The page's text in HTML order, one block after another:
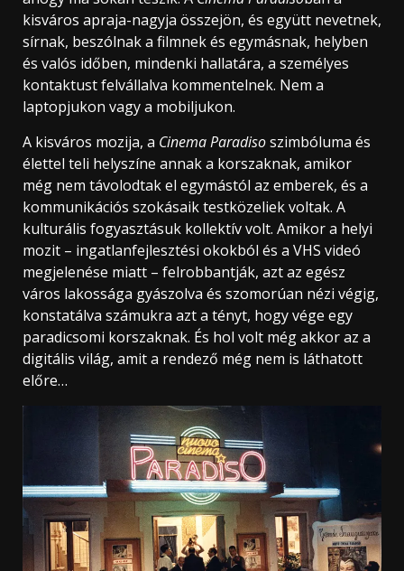
kisváros apraja-nagyja összejön, és együtt nevetnek,
sírnak, beszólnak a filmnek és egymásnak, helyben
és valós időben, mindenki hallatára, a személyes
kontaktust felvállalva kommentelnek. Nem a
laptopjukon vagy a mobiljukon.
A kisváros mozija, a Cinema Paradisoszimbóluma és
élettel teli helyszíne annak a korszaknak, amikor
még nem távolodtak el egymástól az emberek, és a
kommunikációs szokásaik testközeliek voltak. A
kulturális fogyasztásuk kollektív volt. Amikor a helyi
mozit – ingatlanfejlesztési okokból és a VHS videó
megjelenése miatt – felrobbantják, azt az egész
város lakossága gyászolva és szomorúan nézi végig,
konstatálva számukra azt a tényt, hogy vége egy
paradicsomi korszaknak. És hol volt még akkor az a
digitális világ, amit a rendező még nem is láthatott
előre…